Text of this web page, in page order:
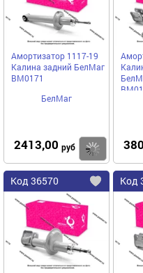
Амортизатор 1117-19
Калина задний БелМаг
BM0171
БелМаг
2413,00 руб
Код 36570 Код